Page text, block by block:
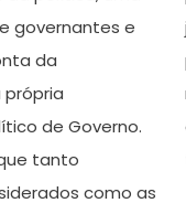
governantes e
da
de Governo.
tanto
como as